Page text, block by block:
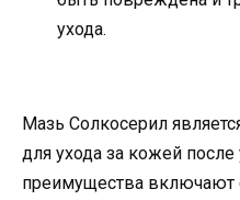
ухода.
Мазь Солкосерил
для ухода за кожей
преимущества включают